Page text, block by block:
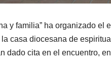
y familia” ha organizado
casa diocesana de
dado cita en el encuentro,